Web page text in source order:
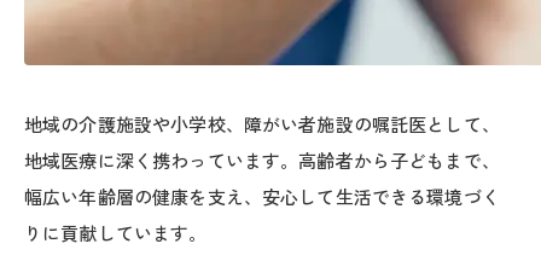
地域の介護施設や小学校、障がい者施設の嘱託医として、
地域医療に深く携わっています。高齢者から子どもまで、
幅広い年齢層の健康を支え、安心して生活できる環境づく
りに貢献しています。